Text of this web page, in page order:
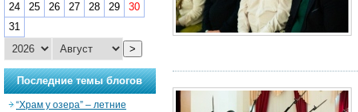
24
25 26 27 28 29
30
31
>
Последние темы блогов
“Храм у озера” – летние